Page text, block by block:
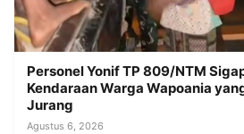
Personel Yonif TP 809/NTM
Kendaraan Warga Wapoania
Jurang
Agustus 6, 2026